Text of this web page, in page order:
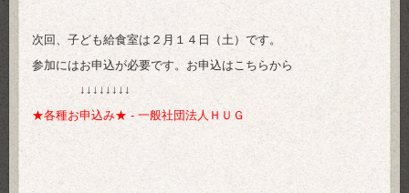
次回、子ども給食室は２月１４日（土）です。
参加にはお申込が必要です。お申込はこちらから
↓↓↓↓↓↓↓↓
★各種お申込み★ - 一般社団法人ＨＵＧ